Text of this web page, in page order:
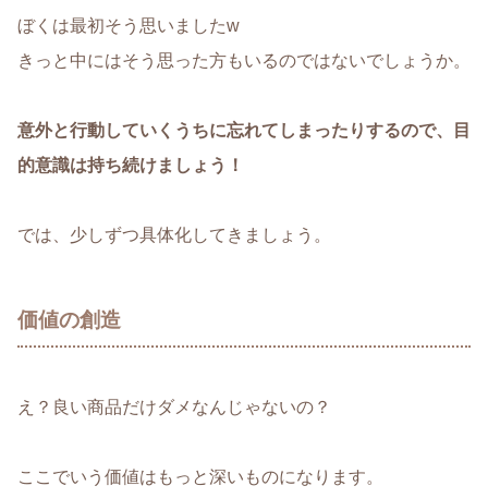
ぼくは最初そう思いましたw
きっと中にはそう思った方もいるのではないでしょうか。
意外と行動していくうちに忘れてしまったりするので、目
的意識は持ち続けましょう！
では、少しずつ具体化してきましょう。
価値の創造
え？良い商品だけダメなんじゃないの？
ここでいう価値はもっと深いものになります。